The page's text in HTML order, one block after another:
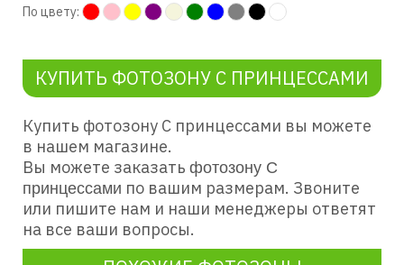
По цвету:
КУПИТЬ ФОТОЗОНУ С ПРИНЦЕССАМИ
Купить фотозону С принцессами вы можете
в нашем магазине.
Вы можете заказать фотозону С
принцессами по вашим размерам. Звоните
или пишите нам и наши менеджеры ответят
на все ваши вопросы.